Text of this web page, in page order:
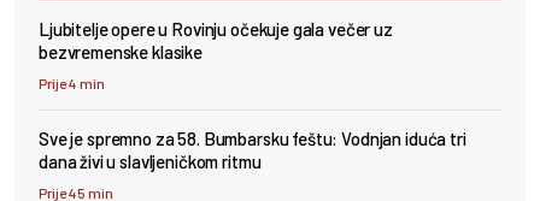
Ljubitelje opere u Rovinju očekuje gala večer uz
bezvremenske klasike
Prije 4 min
Sve je spremno za 58. Bumbarsku feštu: Vodnjan iduća tri
dana živi u slavljeničkom ritmu
Prije 45 min